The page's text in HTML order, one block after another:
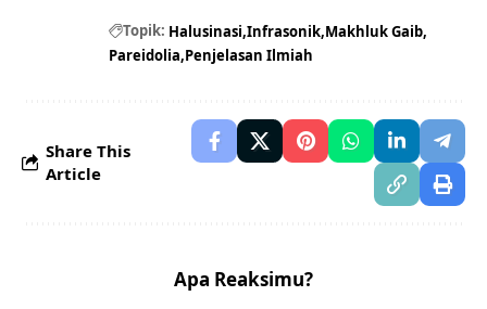
Topik: Halusinasi Infrasonik Makhluk Gaib
Pareidolia Penjelasan Ilmiah
Share This
Article
Apa Reaksimu?